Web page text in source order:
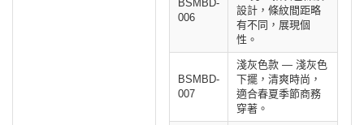
BSMBD-
006
設計，條紋間距略
有不同，展現個
性。
BSMBD-
007
淺灰色款 — 淺灰色
下擺，清爽時尚，
適合春夏季節商務
穿著。